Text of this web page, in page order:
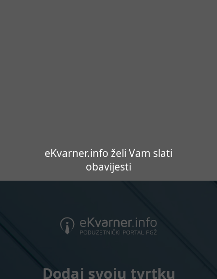
eKvarner.info želi Vam slati
obavijesti
Dodaj svoju tvrtku